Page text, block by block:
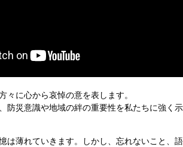
々に心から哀悼の意を表します。
防災意識や地域の絆の重要性を私たちに強く示
は薄れていきます。しかし、忘れないこと、語